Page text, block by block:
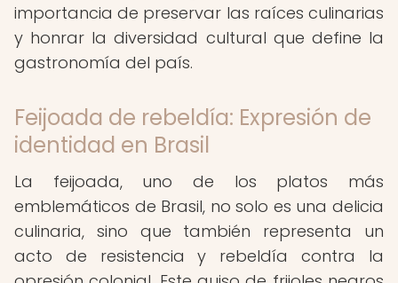
importancia de preservar las raíces culinarias
y honrar la diversidad cultural que define la
gastronomía del país.
Feijoada de rebeldía: Expresión de
identidad en Brasil
La feijoada, uno de los platos más
emblemáticos de Brasil, no solo es una delicia
culinaria, sino que también representa un
acto de resistencia y rebeldía contra la